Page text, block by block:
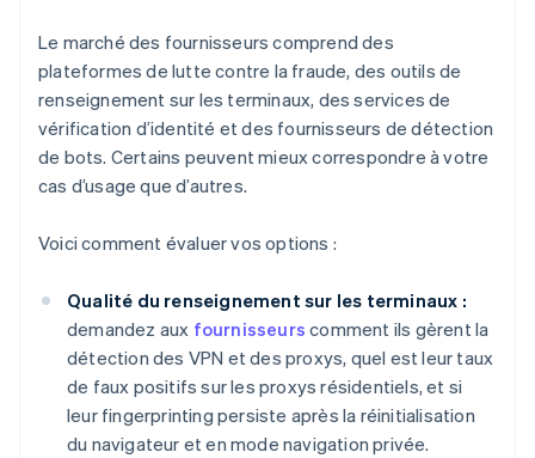
Le marché des fournisseurs comprend des
plateformes de lutte contre la fraude, des outils de
renseignement sur les terminaux, des services de
vérification d’identité et des fournisseurs de détection
de bots. Certains peuvent mieux correspondre à votre
cas d’usage que d’autres.
Voici comment évaluer vos options :
Qualité du renseignement sur les terminaux :
demandez aux fournisseurs comment ils gèrent la
détection des VPN et des proxys, quel est leur taux
de faux positifs sur les proxys résidentiels, et si
leur fingerprinting persiste après la réinitialisation
du navigateur et en mode navigation privée.